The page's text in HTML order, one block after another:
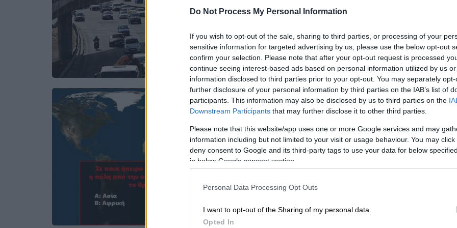
Do Not Process My Personal Information
If you wish to opt-out of the sale, sharing to third parties, or processing of your
sensitive information for targeted advertising by us, please use the below opt-out
confirm your selection. Please note that after your opt-out request is processed
continue seeing interest-based ads based on personal information utilized by us
information disclosed to third parties prior to your opt-out. You may separately
further disclosure of your personal information by third parties on the IAB’s list of
participants. This information may also be disclosed by us to third parties on the
Downstream Participants that may further disclose it to other third parties.
Please note that this website/app uses one or more Google services and may
information including but not limited to your visit or usage behaviour. You may
deny consent to Google and its third-party tags to use your data for below
in below Google consent section.
Personal Data Processing Opt Outs
I want to opt-out of the Sharing of my personal data.
Opted In
νέα έρευνα
Τρίτη πιο αγχωτική πόλη για οδήγηση
στην Ευρώπη αναδείχθηκε η Αθήνα
Our Network|21.04.2026 18:00
Μέχρι 1 λάθος, εύγε: Μπορείς να
τοποθετήσεις αυτές τις 10
γνωστές πόλεις στη σωστή
ήπειρο;
Πόσο... κατάσκοπος των ηπείρων
είσαι;